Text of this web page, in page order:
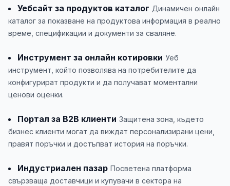
Уебсайт за продуктов каталог Динамичен онлайн
каталог за показване на продуктова информация в реално
време, спецификации и документи за сваляне.
Инструмент за онлайн котировки Уеб
инструмент, който позволява на потребителите да
конфигурират продукти и да получават моментални
ценови оценки.
Портал за B2B клиенти Защитена зона, където
бизнес клиенти могат да виждат персонализирани цени,
правят поръчки и достъпват история на поръчки.
Индустриален пазар Посветена платформа
свързваща доставчици и купувачи в сектора на